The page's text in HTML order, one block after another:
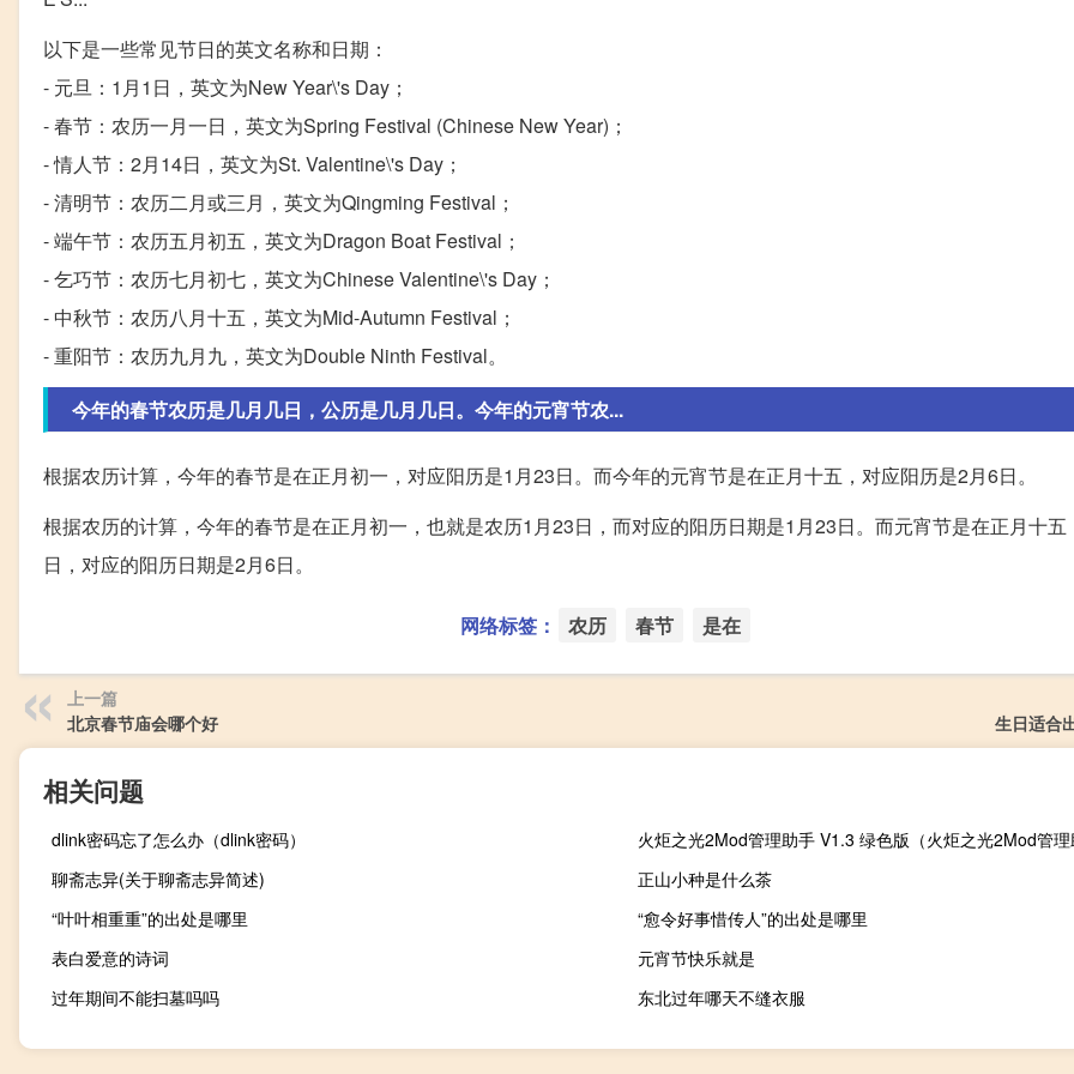
以下是一些常见节日的英文名称和日期：
- 元旦：1月1日，英文为New Year\'s Day；
- 春节：农历一月一日，英文为Spring Festival (Chinese New Year)；
- 情人节：2月14日，英文为St. Valentine\'s Day；
- 清明节：农历二月或三月，英文为Qingming Festival；
- 端午节：农历五月初五，英文为Dragon Boat Festival；
- 乞巧节：农历七月初七，英文为Chinese Valentine\'s Day；
- 中秋节：农历八月十五，英文为Mid-Autumn Festival；
- 重阳节：农历九月九，英文为Double Ninth Festival。
今年的春节农历是几月几日，公历是几月几日。今年的元宵节农...
根据农历计算，今年的春节是在正月初一，对应阳历是1月23日。而今年的元宵节是在正月十五，对应阳历是2月6日。
根据农历的计算，今年的春节是在正月初一，也就是农历1月23日，而对应的阳历日期是1月23日。而元宵节是在正月十五
日，对应的阳历日期是2月6日。
网络标签： 农历 春节 是在
上一篇
北京春节庙会哪个好
生日适合
相关问题
dlink密码忘了怎么办（dlink密码）
聊斋志异(关于聊斋志异简述)
正山小种是什么茶
“叶叶相重重”的出处是哪里
“愈令好事惜传人”的出处是哪里
表白爱意的诗词
元宵节快乐就是
过年期间不能扫墓吗吗
东北过年哪天不缝衣服